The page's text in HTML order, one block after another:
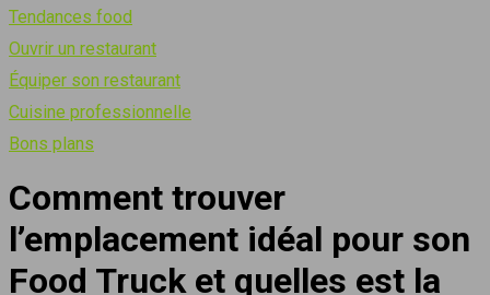
Tendances food
Ouvrir un restaurant
Équiper son restaurant
Cuisine professionnelle
Bons plans
Comment trouver
l’emplacement idéal pour son
Food Truck et quelles est la